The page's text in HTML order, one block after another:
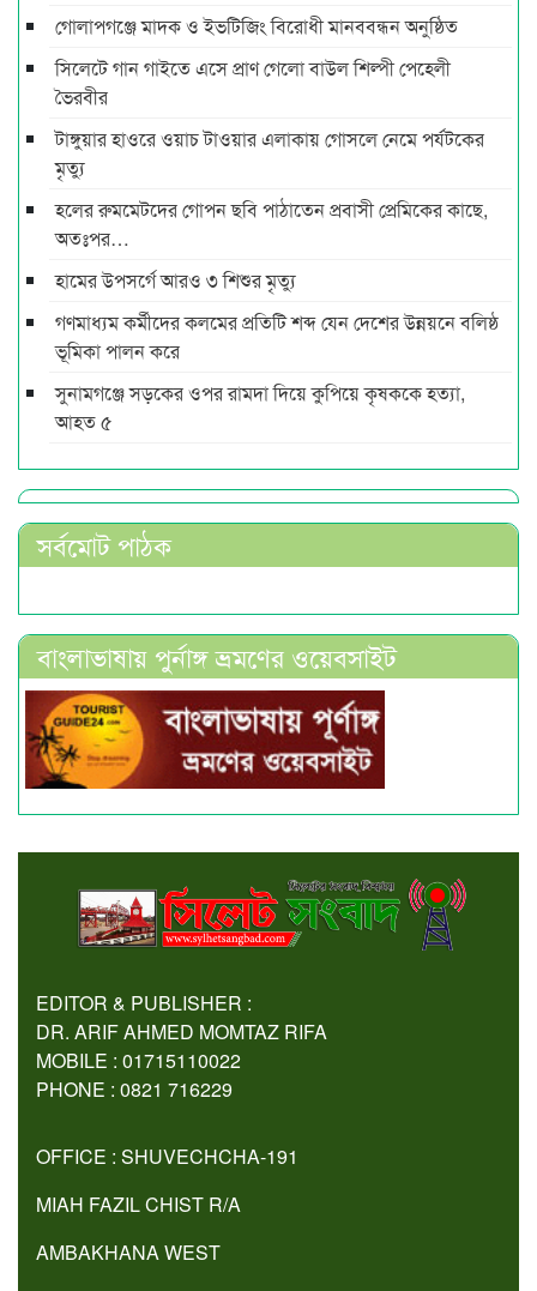
গোলাপগঞ্জে মাদক ও ইভটিজিং বিরোধী মানববন্ধন অনুষ্ঠিত
সিলেটে গান গাইতে এসে প্রাণ গেলো বাউল শিল্পী পেহেলী
ভৈরবীর
টাঙ্গুয়ার হাওরে ওয়াচ টাওয়ার এলাকায় গোসলে নেমে পর্যটকের
মৃত্যু
হলের রুমমেটদের গোপন ছবি পাঠাতেন প্রবাসী প্রেমিকের কাছে,
অতঃপর…
হামের উপসর্গে আরও ৩ শিশুর মৃত্যু
গণমাধ্যম কর্মীদের কলমের প্রতিটি শব্দ যেন দেশের উন্নয়নে বলিষ্ঠ
ভূমিকা পালন করে
সুনামগঞ্জে সড়কের ওপর রামদা দিয়ে কুপিয়ে কৃষককে হত্যা,
আহত ৫
সর্বমোট পাঠক
বাংলাভাষায় পুর্নাঙ্গ ভ্রমণের ওয়েবসাইট
EDITOR & PUBLISHER :
DR. ARIF AHMED MOMTAZ RIFA
MOBILE : 01715110022
PHONE : 0821 716229
OFFICE : SHUVECHCHA-191
MIAH FAZIL CHIST R/A
AMBAKHANA WEST